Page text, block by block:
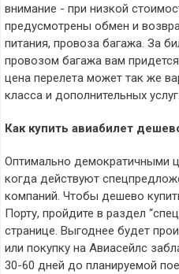
внимание - при низкой
предусмотрены обмен и
питания, провоза багажа. За
провозом багажа вам
цена перелета может так же
класса и дополнительных услуг.
Как купить авиабилет
Оптимально демократичными
когда действуют
компаний. Чтобы дешево
Порту, пройдите в раздел
странице. Выгоднее будет
или покупку на Авиасейлс
30-60 дней до планируемой